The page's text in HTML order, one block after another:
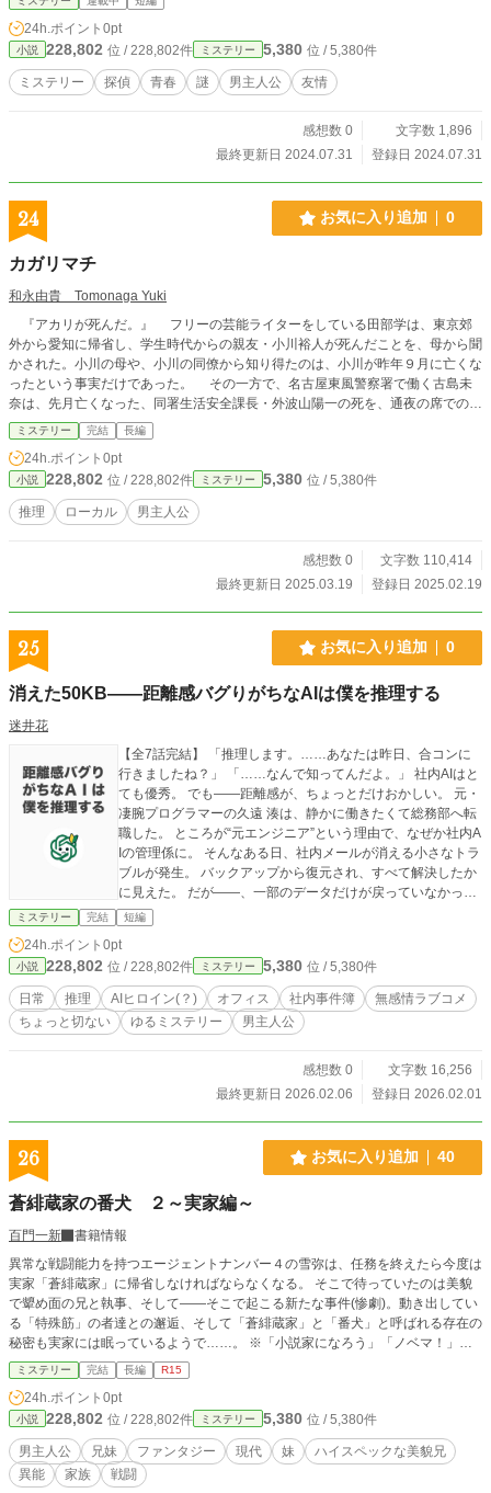
24h.ポイント 0pt
小説 228,802 位 / 228,802件 ミステリー 5,380 位 / 5,380件
ミステリー 探偵 青春 謎 男主人公 友情
感想数 0
文字数 1,896
最終更新日 2024.07.31
登録日 2024.07.31
24 お気に入り追加 0
カガリマチ
和永由貴 Tomonaga Yuki
『アカリが死んだ。』 フリーの芸能ライターをしている田部学は、東京郊
外から愛知に帰省し、学生時代からの親友・小川裕人が死んだことを、母から聞
かされた。小川の母や、小川の同僚から知り得たのは、小川が昨年９月に亡くな
ったという事実だけであった。 その一方で、名古屋東風警察署で働く古島未
奈は、先月亡くなった、同署生活安全課長・外波山陽一の死を、通夜の席での、
外波山の妻の様子から不審視していたが、同課巡査部長・庄田悠一は、全く意に
介しておらず、通報のあった、ゲーム筐体の破損現場であるゲームセンターを訪
れた。 田部は、小川が東風区内で無理心中の末に亡くなったことや、東風区
に隣接する喫茶店「米屋」で働く主婦・石原アサミからの情報で、外波山も不審
死したかもしれないことを知り、署に赴くも、全く相手にされなかったが、田部
の名前を聞いた古島は、中学時代の同級生であった田部の妹・志帆と連絡を取
た、小川の心中事件の現場状況を知ったが、田部の頭にあったのは、篠村サキと
いう、殺人を犯した元歌手のことであった。
ミステリー 完結 長編
24h.ポイント 0pt
小説 228,802 位 / 228,802件 ミステリー 5,380 位 / 5,380件
推理 ローカル 男主人公
感想数 0
文字数 110,414
最終更新日 2025.03.19
登録日 2025.02.19
25 お気に入り追加 0
消えた50KB――距離感バグりがちなAIは僕を推理する
迷井花
【全7話完結】 「推理します。……あなたは昨日、合コンに
行きましたね？」 「……なんで知ってんだよ。」 社内AIはと
ても優秀。 でも――距離感が、ちょっとだけおかしい。 元・
凄腕プログラマーの久遠 湊は、静かに働きたくて総務部へ転
職した。 ところが“元エンジニア”という理由で、なぜか社内A
Iの管理係に。 そんなある日、社内メールが消える小さなトラ
ブルが発生。 バックアップから復元され、すべて解決したか
に見えた。 だが――、一部のデータだけが戻っていなかっ
た。 「50 KB、消失してる」 それはたった数通分。 だが、湊
は見過ごせなかった。 湊とAIは、ちぐはぐな会話をしながら
調査に乗り出すことになる。 日常の中に潜む、ささやかな違
和感。 それは、人の感情とAIの最適化がすれ違った結果だっ
た――。 距離感ゼロのAIと不器用な人間。 少し笑えてたまに
切ない、日常系ミステリー。
ミステリー 完結 短編
24h.ポイント 0pt
小説 228,802 位 / 228,802件 ミステリー 5,380 位 / 5,380件
日常 推理 AIヒロイン(？) オフィス 社内事件簿
無感情ラブコメ
ちょっと切ない
ゆるミステリー 男主人公
感想数 0
文字数 16,256
最終更新日 2026.02.06
登録日 2026.02.01
26 お気に入り追加 40
蒼緋蔵家の番犬 ２～実家編～
百門一新
書籍情報
異常な戦闘能力を持つエージェントナンバー４の雪弥は、任務を終えたら今度は
実家「蒼緋蔵家」に帰省しなければならなくなる。 そこで待っていたのは美貌
で顰め面の兄と執事、そして――そこで起こる新たな事件(惨劇)。動き出してい
る「特殊筋」の者達との邂逅、そして「蒼緋蔵家」と「番犬」と呼ばれる存在の
秘密も実家には眠っているようで……。 ※「小説家になろう」「ノベマ！」
「カクヨム」にも掲載しています。
ミステリー 完結 長編 R15
24h.ポイント 0pt
小説 228,802 位 / 228,802件 ミステリー 5,380 位 / 5,380件
男主人公 兄妹 ファンタジー 現代 妹
ハイスペックな美貌兄
異能
家族 戦闘